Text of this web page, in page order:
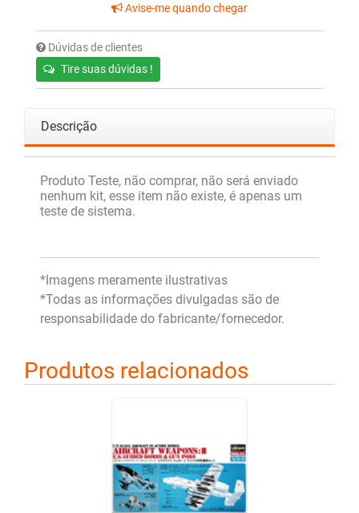
Avise-me quando chegar
Dúvidas de clientes
Tire suas dúvidas !
Descrição
Produto Teste, não comprar, não será enviado
nenhum kit, esse item não existe, é apenas um
teste de sistema.
*Imagens meramente ilustrativas
*Todas as informações divulgadas são de
responsabilidade do fabricante/fornecedor.
Produtos relacionados